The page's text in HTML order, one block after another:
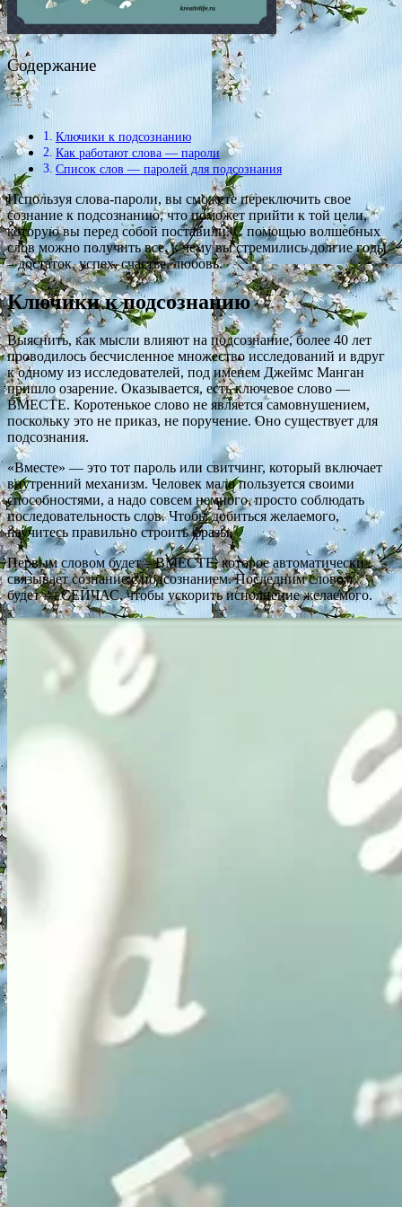
Содержание
Ключики к подсознанию
Как работают слова — пароли
Список слов — паролей для подсознания
Используя слова-пароли, вы сможете переключить свое
сознание к подсознанию, что поможет прийти к той цели,
которую вы перед собой поставили. С помощью волшебных
слов можно получить все, к чему вы стремились долгие годы
– достаток, успех, счастье, любовь.
Ключики к подсознанию
Выяснить, как мысли влияют на подсознание, более 40 лет
проводилось бесчисленное множество исследований и вдруг
к одному из исследователей, под именем Джеймс Манган
пришло озарение. Оказывается, есть ключевое слово —
ВМЕСТЕ. Коротенькое слово не является самовнушением,
поскольку это не приказ, не поручение. Оно существует для
подсознания.
«Вместе» — это тот пароль или свитчинг, который включает
внутренний механизм. Человек мало пользуется своими
способностями, а надо совсем немного, просто соблюдать
последовательность слов. Чтобы добиться желаемого,
научитесь правильно строить фразы.
Первым словом будет – ВМЕСТЕ, которое автоматически
связывает сознание с подсознанием. Последним словом
будет — СЕЙЧАС, чтобы ускорить исполнение желаемого.